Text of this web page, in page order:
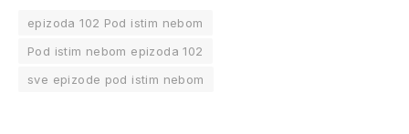
epizoda 102 Pod istim nebom
Pod istim nebom epizoda 102
sve epizode pod istim nebom